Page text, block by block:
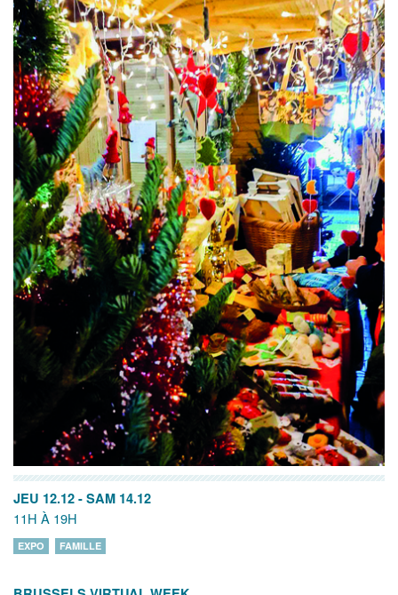
JEU 12.12 - SAM 14.12
11H À 19H
EXPO FAMILLE